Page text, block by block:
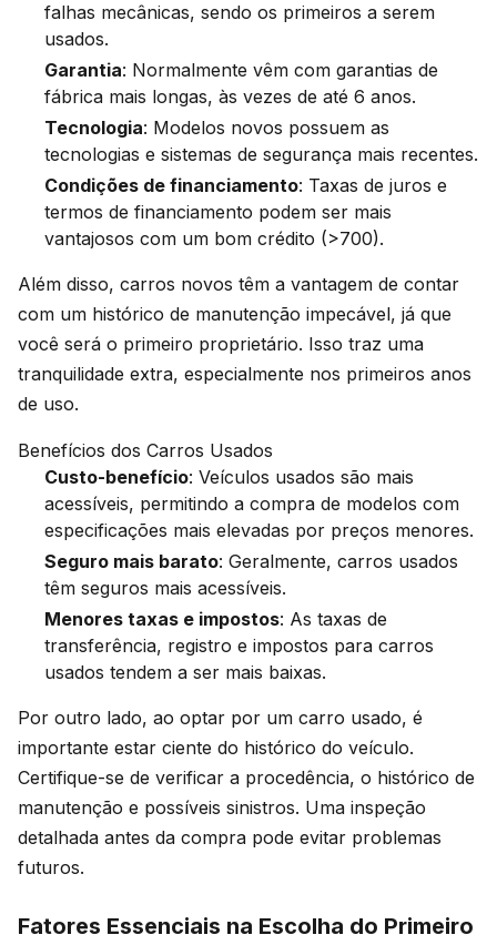
falhas mecânicas, sendo os primeiros a serem
usados.
Garantia: Normalmente vêm com garantias de
fábrica mais longas, às vezes de até 6 anos.
Tecnologia: Modelos novos possuem as
tecnologias e sistemas de segurança mais recentes.
Condições de financiamento: Taxas de juros e
termos de financiamento podem ser mais
vantajosos com um bom crédito (>700).
Além disso, carros novos têm a vantagem de contar
com um histórico de manutenção impecável, já que
você será o primeiro proprietário. Isso traz uma
tranquilidade extra, especialmente nos primeiros anos
de uso.
Benefícios dos Carros Usados
Custo-benefício: Veículos usados são mais
acessíveis, permitindo a compra de modelos com
especificações mais elevadas por preços menores.
Seguro mais barato: Geralmente, carros usados
têm seguros mais acessíveis.
Menores taxas e impostos: As taxas de
transferência, registro e impostos para carros
usados tendem a ser mais baixas.
Por outro lado, ao optar por um carro usado, é
importante estar ciente do histórico do veículo.
Certifique-se de verificar a procedência, o histórico de
manutenção e possíveis sinistros. Uma inspeção
detalhada antes da compra pode evitar problemas
futuros.
Fatores Essenciais na Escolha do Primeiro